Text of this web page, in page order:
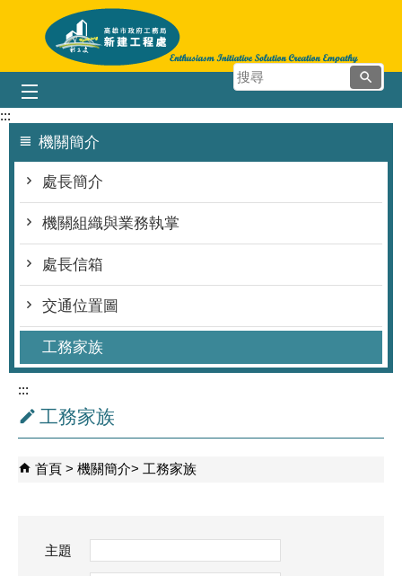
跳到主要內容區塊
搜
尋
:::
機關簡介
處長簡介
機關組織與業務執掌
處長信箱
交通位置圖
工務家族
:::
工務家族
首頁 機關簡介 工務家族
主題